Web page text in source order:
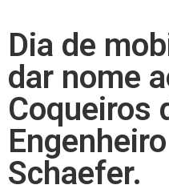
Dia de
dar nome
Coqueiros
Schaefer.